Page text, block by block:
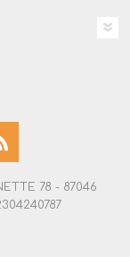
78 - 87046